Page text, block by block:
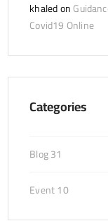
khaledon
Covid19 Online
Categories
Blog31
Event10